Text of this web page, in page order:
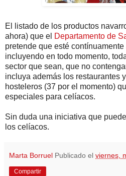
El listado de los productos
ahora) que el Departamento de
pretende que esté
incluyendo en todo momento,
sector que sean, que no
incluya además los restaurantes
hosteleros (37 por el momento)
especiales para celíacos.
Sin duda una iniciativa que
los celíacos.
Marta Borruel Publicado el viernes,
Compartir